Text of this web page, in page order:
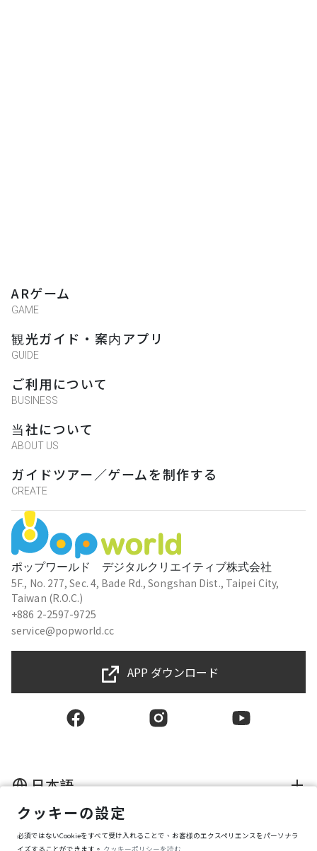
ポップワールド デジタルクリエイティブ株式会社
5F., No. 277, Sec. 4, Bade Rd., Songshan Dist., Taipei City,
Taiwan (R.O.C.)
+886 2-2597-9725
service@popworld.cc
ARゲーム
GAME
観光ガイド・案内アプリ
GUIDE
ご利用について
BUSINESS
当社について
ABOUT US
ガイドツアー／ゲームを制作する
CREATE
APP ダウンロード
個人情報の取扱規範
情報セキュリティポリシー
日本語
クッキーの設定
必須ではないCookieをすべて受け入れることで、お客様のエクスペリエンスをパーソナラ
イズすることができます。 クッキーポリシーを読む